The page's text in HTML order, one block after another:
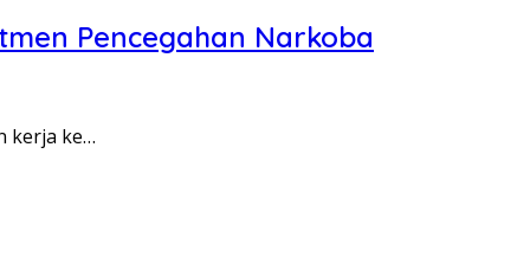
Pencegahan Narkoba
kerja ke…